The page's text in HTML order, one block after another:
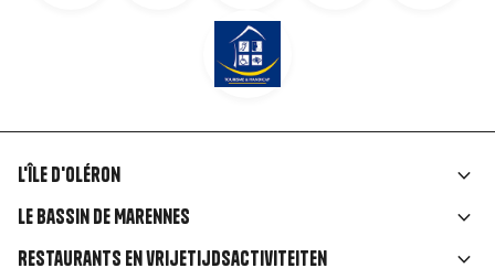
Liens
rubriques
L'île d'Oléron
Le Bassin de Marennes
Restaurants en vrijetijdsactiviteiten